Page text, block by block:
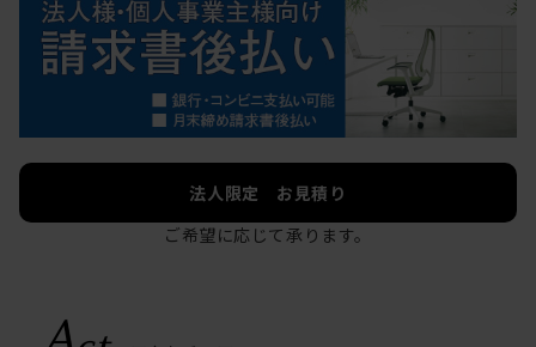
法人限定 お見積り
ご希望に応じて承ります。